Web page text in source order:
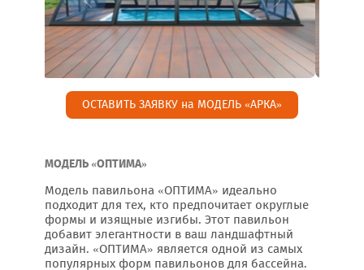
ОСТАВИТЬ ЗАЯВКУ на МОДЕЛЬ «АРКА»
МОДЕЛЬ «ОПТИМА»
Модель павильона «ОПТИМА» идеально
подходит для тех, кто предпочитает округлые
формы и изящные изгибы. Этот павильон
добавит элегантности в ваш ландшафтный
дизайн. «ОПТИМА» является одной из самых
популярных форм павильонов для бассейна.